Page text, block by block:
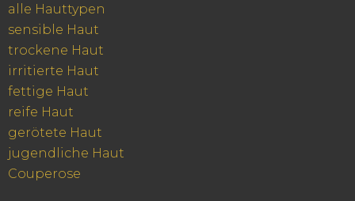
alle Hauttypen
sensible Haut
trockene Haut
irritierte Haut
fettige Haut
reife Haut
gerötete Haut
jugendliche Haut
Couperose